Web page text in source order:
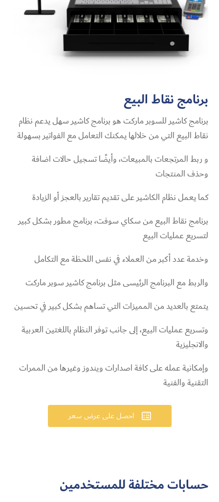
برنامجنقاط البيع
برنامج كاشير للسوبر ماركت هو برنامج كاشير سهل يدعم نظام
نقاط البيع التي من خلالها يمكنك التعامل مع الفواتير بسهولة
و ربط المرتجعات بالمبيعات، وأيضًا تسجيل حالات اضافة
وحذف المنتجات
كما يعمل نظام الكاشير على تقديم تقارير بالعجز أو الزيادة
برنامج نقاط البيع من سكاي سوفت، برنامج مطور بشكل كبير
لتسريع عمليات البيع
وخدمة عدد أكبر من العملاء في نفس اللحظة مع التكامل
والربط مع البرنامج الرئيسى مثل برنامج كاشير سوبر ماركت
يتمتع بالعديد من المميزات التي تساهم بشكل كبير في تحسين
وتسريع عمليات البيع، إلى جانب توفر النظام باللغتين العربية
والانجليزية
وإمكانية عمله على كافة اصدارات ويندوز وغيرها من الممرات
التقنية والفنية
 احصل على عرض سعر
حسابات مختلفةللمستخدمين